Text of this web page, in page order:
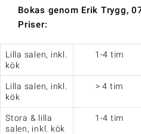
Bokas genom Erik Trygg,
Priser:
Lilla salen, inkl.
kök
1-4 tim
Lilla salen, inkl.
kök
> 4 tim
Stora & lilla
salen, inkl. kök
1-4 tim